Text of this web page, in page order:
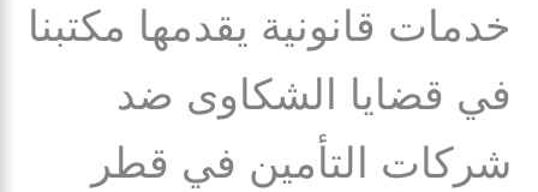
خدمات قانونية يقدمها مكتبنا
في قضايا الشكاوى ضد
شركات التأمين في قطر